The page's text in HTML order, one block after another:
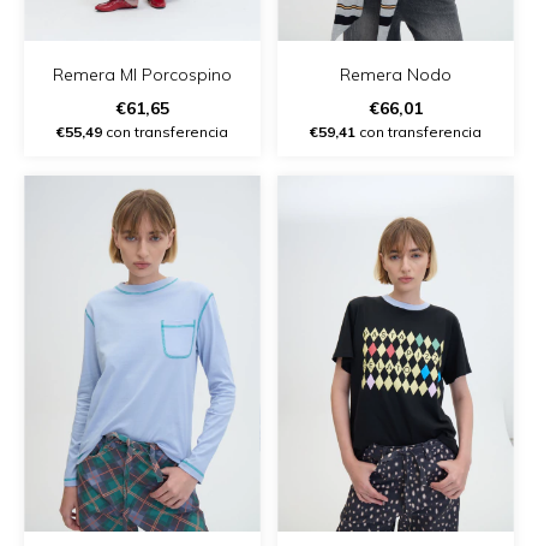
Remera Ml Porcospino
€61,65
€55,49 con transferencia
Remera Nodo
€66,01
€59,41 con transferencia